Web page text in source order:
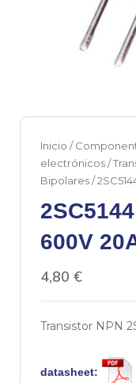
Inicio /
electrónicos/
Bipolares/
600V
4,80 €
Transistor NPN
datasheet: